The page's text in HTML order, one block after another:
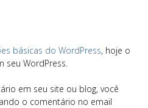
básicas do WordPress, hoje o
seu WordPress.
em seu site ou blog, você
o comentário no email